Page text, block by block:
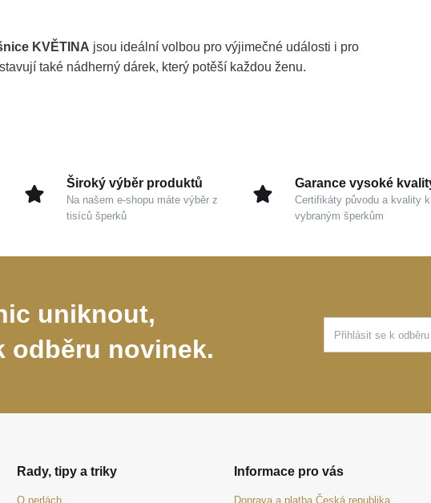
KVĚTINA jsou ideální volbou pro výjimečné události i pro
také nádherný dárek, který potěší každou ženu.
Široký výběr produktů
Na našem e-shopu máte výběr z
tisíců šperků
Garance vysoké
Certifikáty původu a kvality k
vybraným šperkům
uniknout,
odběru novinek.
Rady, tipy a triky
O perlách
Informace pro vás
Doprava a platba Česká republika